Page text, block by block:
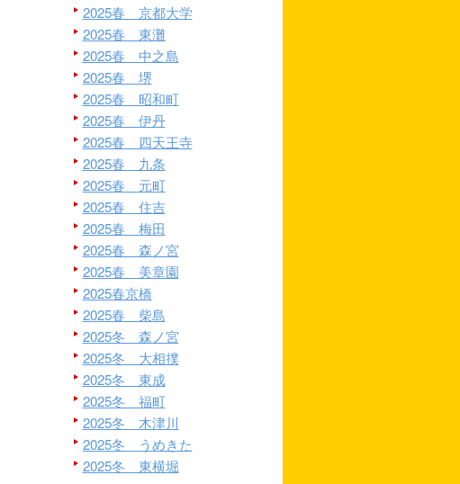
2025春 京都大学
2025春 東灘
2025春 中之島
2025春 堺
2025春 昭和町
2025春 伊丹
2025春 四天王寺
2025春 九条
2025春 元町
2025春 住吉
2025春 梅田
2025春 森ノ宮
2025春 美章園
2025春京橋
2025春 柴島
2025冬 森ノ宮
2025冬 大相撲
2025冬 東成
2025冬 福町
2025冬 木津川
2025冬 うめきた
2025冬 東横堀